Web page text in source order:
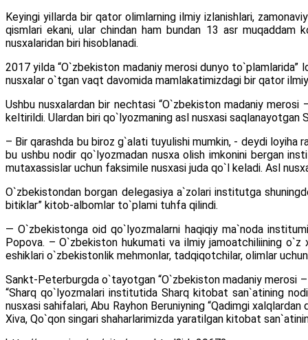
Keyingi yillarda bir qator olimlarning ilmiy izlanishlari,
qismlari ekani, ular chindan ham bundan 13 asr muqaddam
nusxalaridan biri hisoblanadi.
2017 yilda “O`zbekiston madaniy merosi dunyo to`plamlarida”
nusxalar o`tgan vaqt davomida mamlakatimizdagi bir qator
Ushbu nusxalardan bir nechtasi “O`zbekiston madaniy
keltirildi. Ulardan biri qo`lyozmaning asl nusxasi
– Bir qarashda bu biroz g`alati tuyulishi mumkin, - deydi
bu ushbu nodir qo`lyozmadan nusxa olish imkonini bergan
mutaxassislar uchun faksimile nusxasi juda qo`l keladi. Asl
O`zbekistondan borgan delegasiya a`zolari institutga
bitiklar” kitob-albomlar to`plami tuhfa qilindi.
— O`zbekistonga oid qo`lyozmalarni haqiqiy ma`noda
Popova. – O`zbekiston hukumati va ilmiy jamoatchiliining
eshiklari o`zbekistonlik mehmonlar, tadqiqotchilar, olimlar
Sankt-Peterburgda o`tayotgan “O`zbekiston madaniy merosi
“Sharq qo`lyozmalari institutida Sharq kitobat san`atining
nusxasi sahifalari, Abu Rayhon Beruniyning “Qadimgi
Xiva, Qo`qon singari shaharlarimizda yaratilgan kitobat